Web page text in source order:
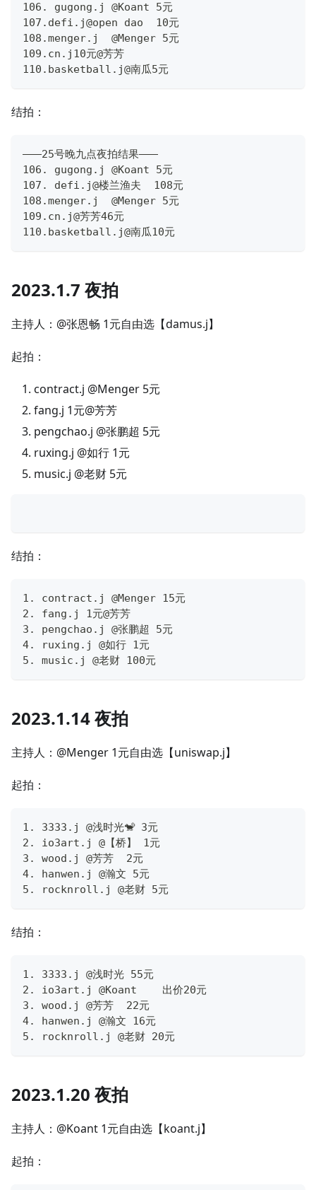
106. gugong.j @Koant 5元
107.defi.j@open dao  10元
108.menger.j  @Menger 5元
109.cn.j10元@芳芳
110.basketball.j@南瓜5元
结拍：
———25号晚九点夜拍结果———
106. gugong.j @Koant 5元
107. defi.j@楼兰渔夫  108元
108.menger.j  @Menger 5元
109.cn.j@芳芳46元
110.basketball.j@南瓜10元
2023.1.7 夜拍
主持人：@张恩畅 1元自由选【damus.j】
起拍：
contract.j @Menger 5元
fang.j 1元@芳芳
pengchao.j @张鹏超 5元
ruxing.j @如行 1元
music.j @老财 5元
结拍：
1. contract.j @Menger 15元
2. fang.j 1元@芳芳
3. pengchao.j @张鹏超 5元
4. ruxing.j @如行 1元
5. music.j @老财 100元
2023.1.14 夜拍
主持人：@Menger 1元自由选【uniswap.j】
起拍：
1. 3333.j @浅时光🐒 3元
2. io3art.j @【桥】 1元
3. wood.j @芳芳  2元
4. hanwen.j @瀚文 5元
5. rocknroll.j @老财 5元
结拍：
1. 3333.j @浅时光 55元
2. io3art.j @Koant    出价20元
3. wood.j @芳芳  22元
4. hanwen.j @瀚文 16元
5. rocknroll.j @老财 20元
2023.1.20 夜拍
主持人：@Koant 1元自由选【koant.j】
起拍：